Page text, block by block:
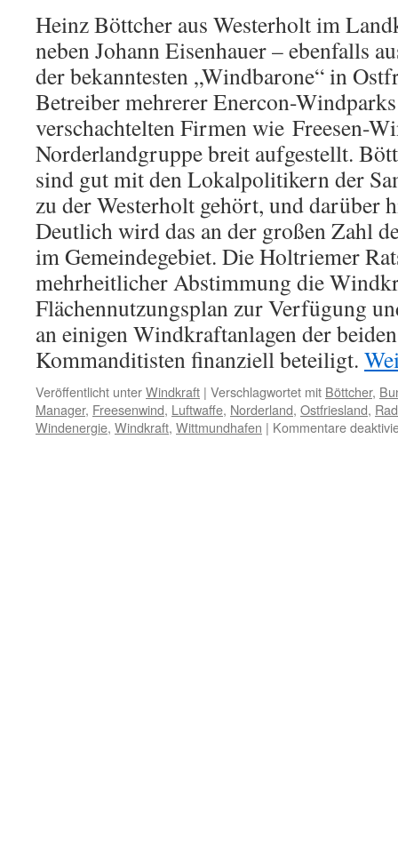
Heinz Böttcher aus Westerholt im
neben Johann Eisenhauer – ebenfalls
der bekanntesten „Windbarone“ in
Betreiber mehrerer Enercon-
verschachtelten Firmen wie Freesen-
Norderlandgruppe breit aufgestellt.
sind gut mit den Lokalpolitikern der
zu der Westerholt gehört, und darüber
Deutlich wird das an der großen Zahl
im Gemeindegebiet. Die Holtriemer
mehrheitlicher Abstimmung die
Flächennutzungsplan zur Verfügung
an einigen Windkraftanlagen der
Kommanditisten finanziell beteiligt.
Veröffentlicht unterWindkraft | Verschlagwortet mit Böttcher,
Manager, Freesenwind, Luftwaffe, Norderland, Ostfriesland,
Windenergie, Windkraft, Wittmundhafen | Kommentare